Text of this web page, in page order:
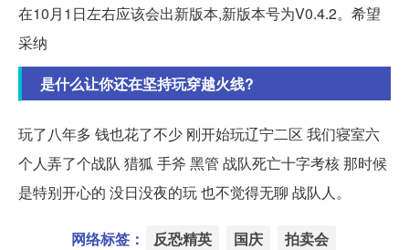
在10月1日左右应该会出新版本,新版本号为V0.4.2。希望
采纳
是什么让你还在坚持玩穿越火线?
玩了八年多 钱也花了不少 刚开始玩辽宁二区 我们寝室六
个人弄了个战队 猎狐 手斧 黑管 战队死亡十字考核 那时候
是特别开心的 没日没夜的玩 也不觉得无聊 战队人。
网络标签： 反恐精英 国庆 拍卖会